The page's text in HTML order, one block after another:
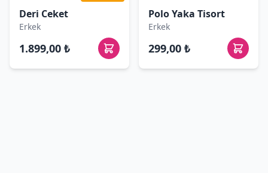
Deri Ceket
Erkek
1.899,00 ₺
Polo Yaka Tisort
Erkek
299,00 ₺